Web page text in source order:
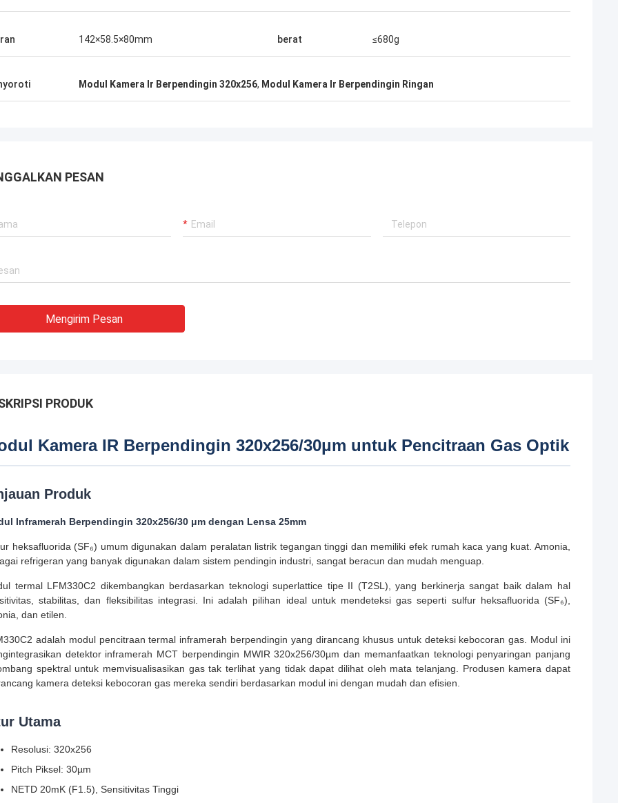
142×58.5×80mm berat ≤680g
Modul Kamera Ir Berpendingin 320x256, Modul Kamera Ir Berpendingin Ringan
PESAN
Mengirim Pesan
PRODUK
Kamera IR Berpendingin 320x256/30μm untuk Pencitraan Gas Optik
Produk
Inframerah Berpendingin 320x256/30 μm dengan Lensa 25mm
heksafluorida (SF₆) umum digunakan dalam peralatan listrik tegangan tinggi dan memiliki efek rumah kaca yang kuat. Amonia,
refrigeran yang banyak digunakan dalam sistem pendingin industri, sangat beracun dan mudah menguap.
termal LFM330C2 dikembangkan berdasarkan teknologi superlattice tipe II (T2SL), yang berkinerja sangat baik dalam hal
stabilitas, dan fleksibilitas integrasi. Ini adalah pilihan ideal untuk mendeteksi gas seperti sulfur heksafluorida (SF₆),
dan etilen.
adalah modul pencitraan termal inframerah berpendingin yang dirancang khusus untuk deteksi kebocoran gas. Modul ini
detektor inframerah MCT berpendingin MWIR 320x256/30µm dan memanfaatkan teknologi penyaringan panjang
spektral untuk memvisualisasikan gas tak terlihat yang tidak dapat dilihat oleh mata telanjang. Produsen kamera dapat
kamera deteksi kebocoran gas mereka sendiri berdasarkan modul ini dengan mudah dan efisien.
Utama
Resolusi: 320x256
Pitch Piksel: 30µm
NETD 20mK (F1.5), Sensitivitas Tinggi